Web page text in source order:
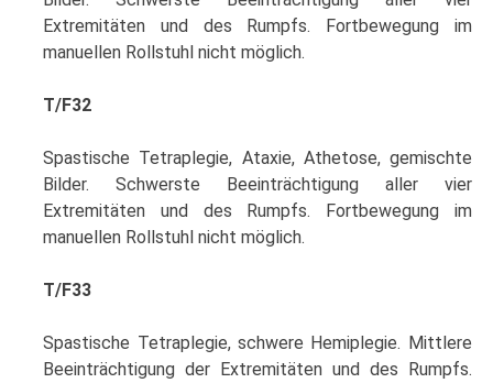
Extremitäten und des Rumpfs. Fortbewegung im
manuellen Rollstuhl nicht möglich.
T/F32
Spastische Tetraplegie, Ataxie, Athetose, gemischte
Bilder. Schwerste Beeinträchtigung aller vier
Extremitäten und des Rumpfs. Fortbewegung im
manuellen Rollstuhl nicht möglich.
T/F33
Spastische Tetraplegie, schwere Hemiplegie. Mittlere
Beeinträchtigung der Extremitäten und des Rumpfs.